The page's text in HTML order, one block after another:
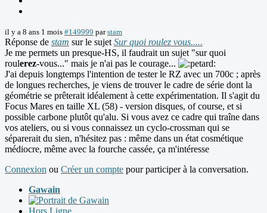
il y a 8 ans 1 mois #149999 parstam
Réponse de stam sur le sujet Sur quoi roulez vous.....
Je me permets un presque-HS, il faudrait un sujet "sur quoi
roulerez-vous..." mais je n'ai pas le courage...
J'ai depuis longtemps l'intention de tester le RZ avec un 700c ; après
de longues recherches, je viens de trouver le cadre de série dont la
géométrie se prêterait idéalement à cette expérimentation. Il s'agit du
Focus Mares en taille XL (58) - version disques, of course, et si
possible carbone plutôt qu'alu. Si vous avez ce cadre qui traîne dans
vos ateliers, ou si vous connaissez un cyclo-crossman qui se
séparerait du sien, n'hésitez pas : même dans un état cosmétique
médiocre, même avec la fourche cassée, ça m'intéresse
Connexion ou Créer un compte pour participer à la conversation.
Gawain
Hors Ligne